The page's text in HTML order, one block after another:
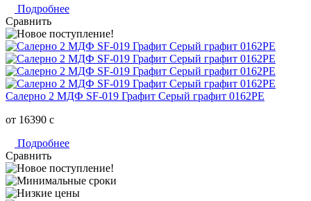
Подробнее
Сравнить
Салерно 2 МДФ SF-019 Графит Серый графит 0162РЕ
от 16390 c
Подробнее
Сравнить